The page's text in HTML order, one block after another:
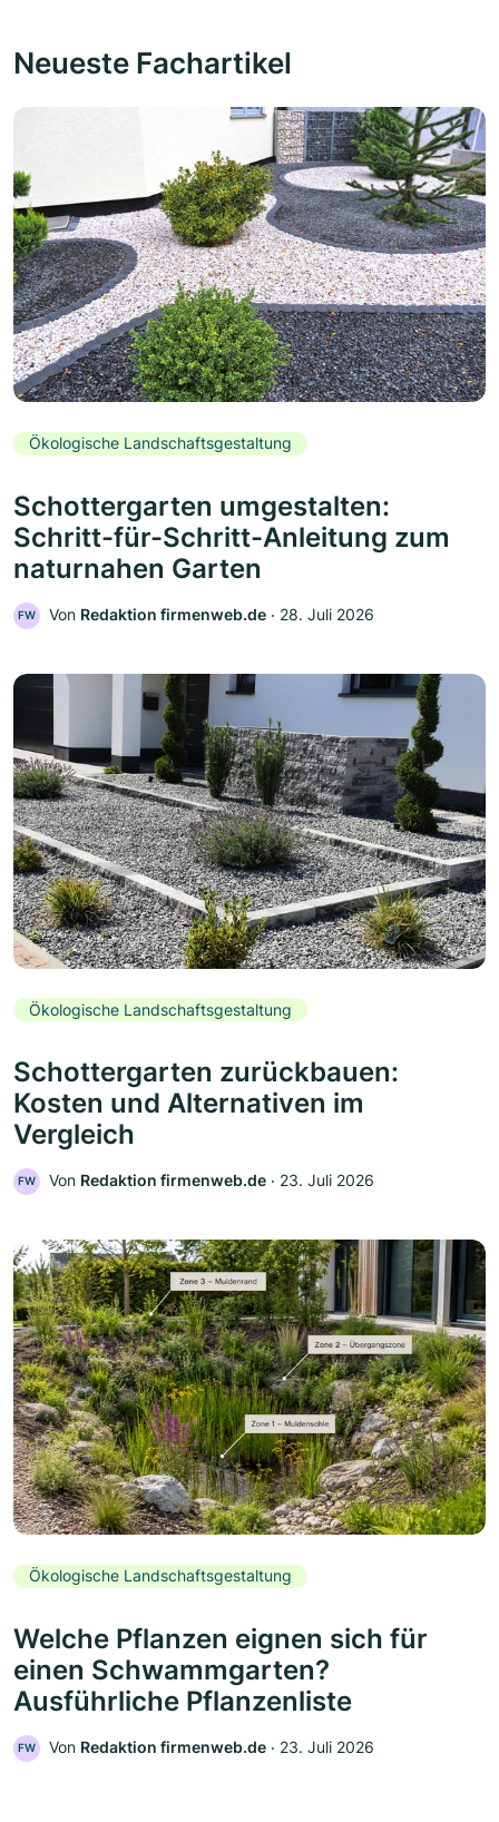
Neueste Fachartikel
Ökologische Landschaftsgestaltung
Schottergarten umgestalten:
Schritt-für-Schritt-Anleitung zum
naturnahen Garten
FW Von Redaktion firmenweb.de ‧ 28. Juli 2026
Ökologische Landschaftsgestaltung
Schottergarten zurückbauen:
Kosten und Alternativen im
Vergleich
FW Von Redaktion firmenweb.de ‧ 23. Juli 2026
Ökologische Landschaftsgestaltung
Welche Pflanzen eignen sich für
einen Schwammgarten?
Ausführliche Pflanzenliste
FW Von Redaktion firmenweb.de ‧ 23. Juli 2026